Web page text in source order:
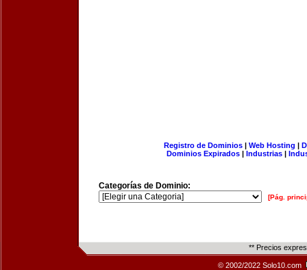
Registro de Dominios| Web Hosting |
Dominios Expirados | Industrias |
Categorías de Dominio:
[Pág.
** Precios
© 2002/2022 Solo10.com